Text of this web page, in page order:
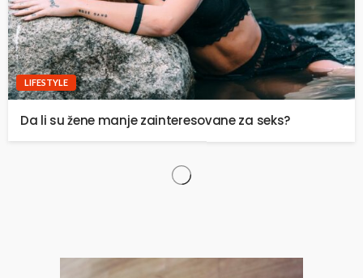
LIFESTYLE
Da li su žene manje zainteresovane za seks?